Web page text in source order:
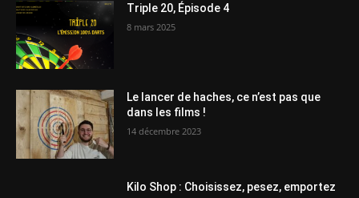
Triple 20, Épisode 4
8 mars 2025
Le lancer de haches, ce n’est pas que
dans les films !
14 décembre 2023
Kilo Shop : Choisissez, pesez, emportez